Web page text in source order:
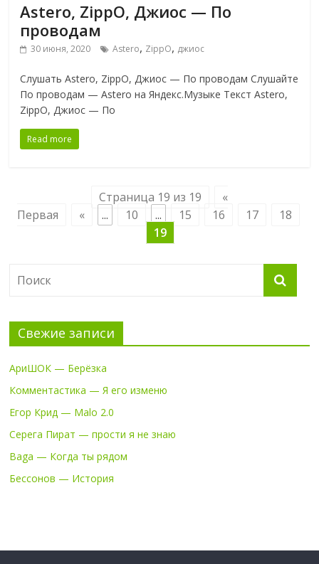
Astero, ZippO, Джиос — По
проводам
30 июня, 2020 Astero, ZippO, джиос
Слушать Astero, ZippO, Джиос — По проводам Слушайте
По проводам — Astero на Яндекс.Музыке Текст Astero,
ZippO, Джиос — По
Read more
Страница 19 из 19
«
Первая
« ... 10 ... 15 16 17
18
19
Свежие записи
АриШОК — Берёзка
Комментастика — Я его изменю
Егор Крид — Malo 2.0
Серега Пират — прости я не знаю
Baga — Когда ты рядом
Бессонов — История